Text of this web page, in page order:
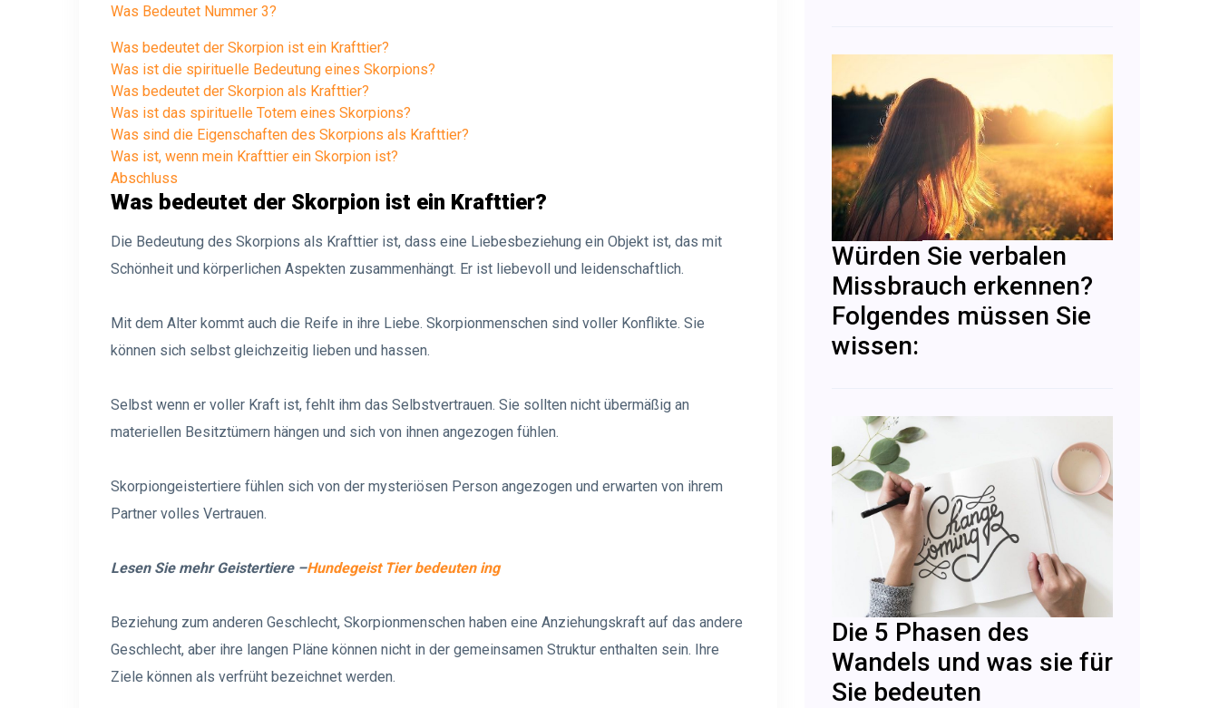
Was Bedeutet Nummer 3?
Was bedeutet der Skorpion ist ein Krafttier?
Was ist die spirituelle Bedeutung eines Skorpions?
Was bedeutet der Skorpion als Krafttier?
Was ist das spirituelle Totem eines Skorpions?
Was sind die Eigenschaften des Skorpions als Krafttier?
Was ist, wenn mein Krafttier ein Skorpion ist?
Abschluss
Was bedeutet der Skorpion ist ein Krafttier?
Die Bedeutung des Skorpions als Krafttier ist, dass eine Liebesbeziehung ein Objekt ist, das mit
Schönheit und körperlichen Aspekten zusammenhängt. Er ist liebevoll und leidenschaftlich.
Mit dem Alter kommt auch die Reife in ihre Liebe. Skorpionmenschen sind voller Konflikte. Sie
können sich selbst gleichzeitig lieben und hassen.
Selbst wenn er voller Kraft ist, fehlt ihm das Selbstvertrauen. Sie sollten nicht übermäßig an
materiellen Besitztümern hängen und sich von ihnen angezogen fühlen.
Skorpiongeistertiere fühlen sich von der mysteriösen Person angezogen und erwarten von ihrem
Partner volles Vertrauen.
Lesen Sie mehr Geistertiere –Hundegeist Tier bedeuten ing
Beziehung zum anderen Geschlecht, Skorpionmenschen haben eine Anziehungskraft auf das andere
Geschlecht, aber ihre langen Pläne können nicht in der gemeinsamen Struktur enthalten sein. Ihre
Ziele können als verfrüht bezeichnet werden.
Würden Sie verbalen
Missbrauch erkennen?
Folgendes müssen Sie
wissen:
Die 5 Phasen des
Wandels und was sie für
Sie bedeuten